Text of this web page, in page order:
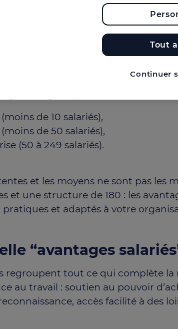
PME : effectifs et
généralement une entreprise
englobe plusieurs réalités :
de 10 salariés),
de 50 salariés),
(50 à 249 salariés).
et les moyens ne sont pas les
et une structure de 180 : les
et adaptés à votre
“avantages
regroupent tout ce qui complète
au travail : soutien au pouvoir
accès facilité à des
Continuer
Tout